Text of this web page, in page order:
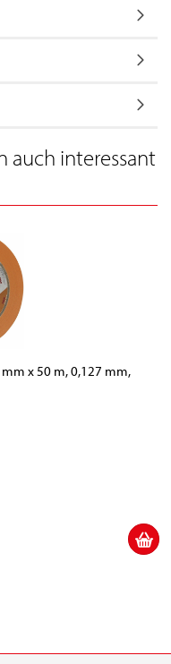
auch interessant
x 50 m, 0,127 mm,